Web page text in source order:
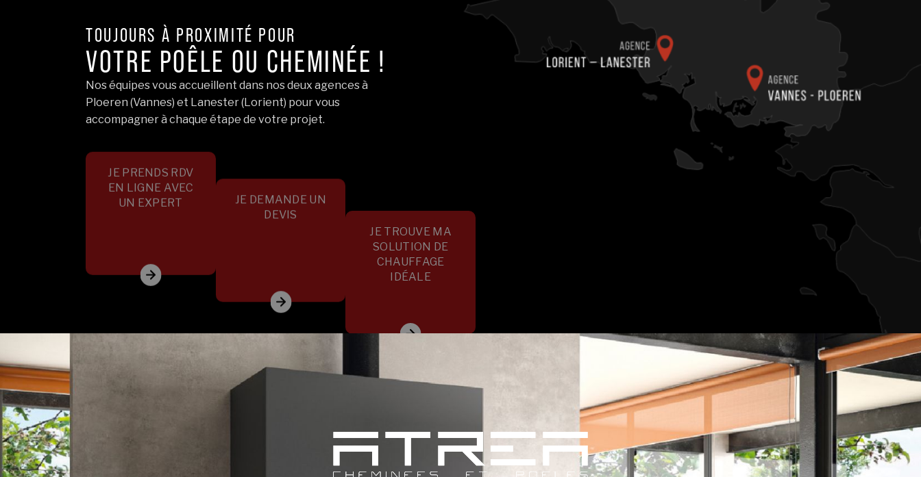
TOUJOURS À PROXIMITÉ POUR
VOTRE POÊLE OU CHEMINÉE !
Nos équipes vous accueillent dans nos deux agences à
Ploeren (Vannes) et Lanester (Lorient) pour vous
accompagner à chaque étape de votre projet.
JE PRENDS RDV
EN LIGNE AVEC
UN EXPERT
JE DEMANDE UN
DEVIS
JE TROUVE MA
SOLUTION DE
CHAUFFAGE
IDÉALE